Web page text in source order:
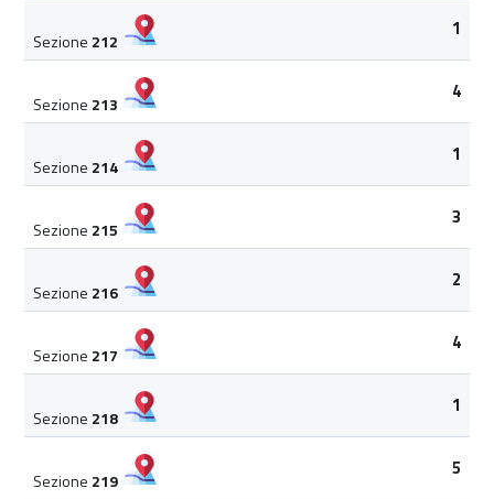
Sezione 212
1
Sezione 213
4
Sezione 214
1
Sezione 215
3
Sezione 216
2
Sezione 217
4
Sezione 218
1
Sezione 219
5